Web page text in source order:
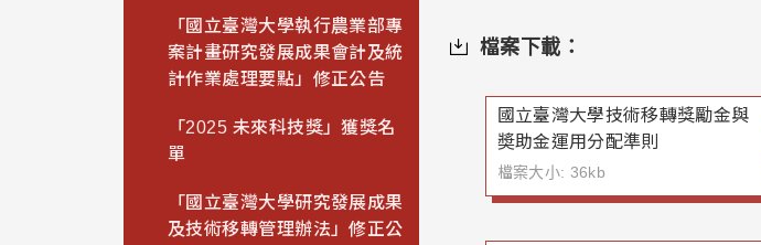
「國立臺灣大學執行農業部專
案計畫研究發展成果會計及統
計作業處理要點」修正公告
「2025 未來科技獎」獲獎名
單
「國立臺灣大學研究發展成果
及技術移轉管理辦法」修正公
檔案下載：
國立臺灣大學技術移轉獎勵金與
奬助金運用分配準則
檔案大小: 36kb